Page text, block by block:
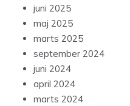
juni 2025
maj 2025
marts 2025
september 2024
juni 2024
april 2024
marts 2024